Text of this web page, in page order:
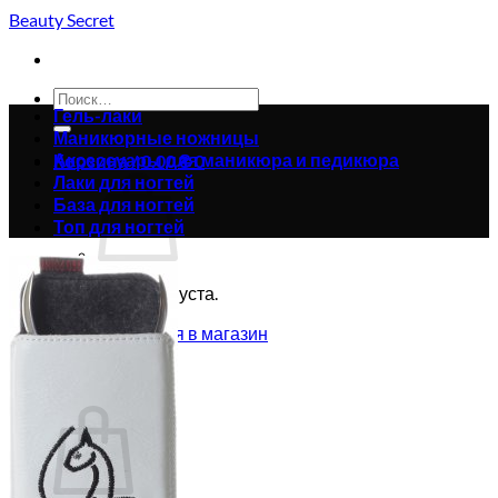
Skip
content
Beauty Secret
Искать:
Корзина /0.00₴0
Корзина пуста.
Вернуться в магазин
Гель-лаки
Маникюрные ножницы
Аксессуары для маникюра и педикюра
Лаки для ногтей
База для ногтей
Топ для ногтей